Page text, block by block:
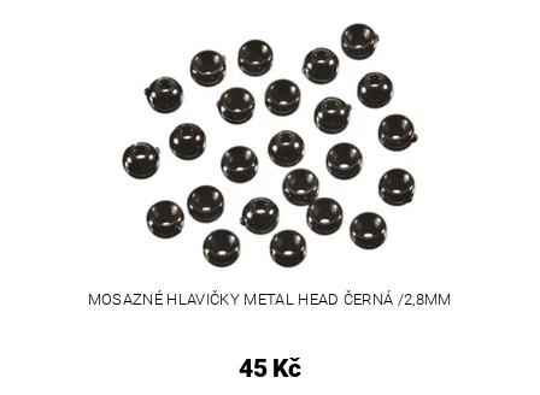
MOSAZNÉ HLAVIČKY METAL HEAD ČERNÁ /2,8MM
45 Kč